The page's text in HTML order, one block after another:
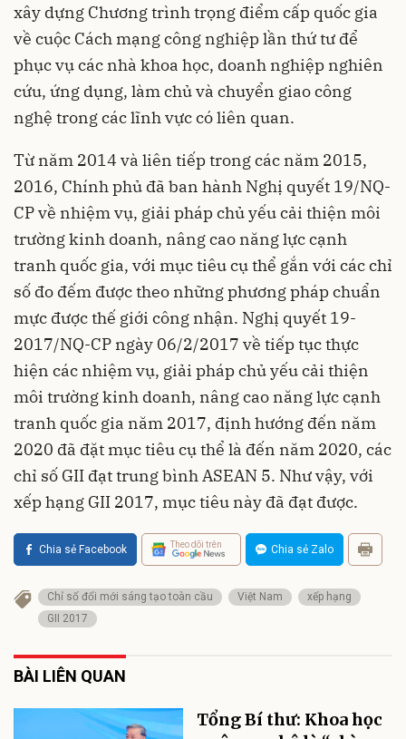
xây dựng Chương trình trọng điểm cấp quốc gia
về cuộc Cách mạng công nghiệp lần thứ tư để
phục vụ các nhà khoa học, doanh nghiệp nghiên
cứu, ứng dụng, làm chủ và chuyển giao công
nghệ trong các lĩnh vực có liên quan.
Từ năm 2014 và liên tiếp trong các năm 2015,
2016, Chính phủ đã ban hành Nghị quyết 19/NQ-
CP về nhiệm vụ, giải pháp chủ yếu cải thiện môi
trường kinh doanh, nâng cao năng lực cạnh
tranh quốc gia, với mục tiêu cụ thể gắn với các chỉ
số đo đếm được theo những phương pháp chuẩn
mực được thế giới công nhận. Nghị quyết 19-
2017/NQ-CP ngày 06/2/2017 về tiếp tục thực
hiện các nhiệm vụ, giải pháp chủ yếu cải thiện
môi trường kinh doanh, nâng cao năng lực cạnh
tranh quốc gia năm 2017, định hướng đến năm
2020 đã đặt mục tiêu cụ thể là đến năm 2020, các
chỉ số GII đạt trung bình ASEAN 5. Như vậy, với
xếp hạng GII 2017, mục tiêu này đã đạt được.
Chia sẻ Facebook Theo dõi trên Chia sẻ Zalo
Chỉ số đổi mới sáng tạo toàn cầu Việt Nam
xếp hạng
GII 2017
BÀI LIÊN QUAN
Tổng Bí thư: Khoa học